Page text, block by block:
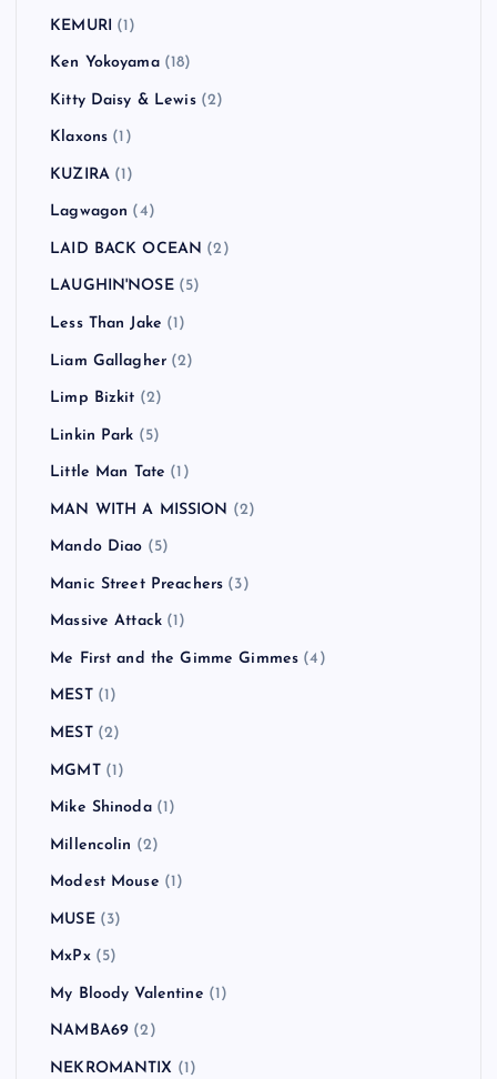
KEMURI (1)
Ken Yokoyama(18)
Kitty Daisy & Lewis(2)
Klaxons (1)
KUZIRA(1)
Lagwagon (4)
LAID BACK OCEAN (2)
LAUGHIN'NOSE(5)
Less Than Jake (1)
Liam Gallagher (2)
Limp Bizkit (2)
Linkin Park (5)
Little Man Tate (1)
MAN WITH A MISSION (2)
Mando Diao (5)
Manic Street Preachers (3)
Massive Attack (1)
Me First and the Gimme Gimmes (4)
MEST(1)
MEST(2)
MGMT(1)
Mike Shinoda(1)
Millencolin (2)
Modest Mouse (1)
MUSE(3)
MxPx(5)
My Bloody Valentine (1)
NAMBA69 (2)
NEKROMANTIX (1)